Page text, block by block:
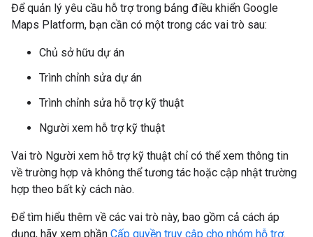
Để quản lý yêu cầu hỗ trợ trong bảng điều khiển Google
Maps Platform, bạn cần có một trong các vai trò sau:
Chủ sở hữu dự án
Trình chỉnh sửa dự án
Trình chỉnh sửa hỗ trợ kỹ thuật
Người xem hỗ trợ kỹ thuật
Vai trò Người xem hỗ trợ kỹ thuật chỉ có thể xem thông tin
về trường hợp và không thể tương tác hoặc cập nhật trường
hợp theo bất kỳ cách nào.
Để tìm hiểu thêm về các vai trò này, bao gồm cả cách áp
dụng, hãy xem phần Cấp quyền truy cập cho nhóm hỗ trợ.